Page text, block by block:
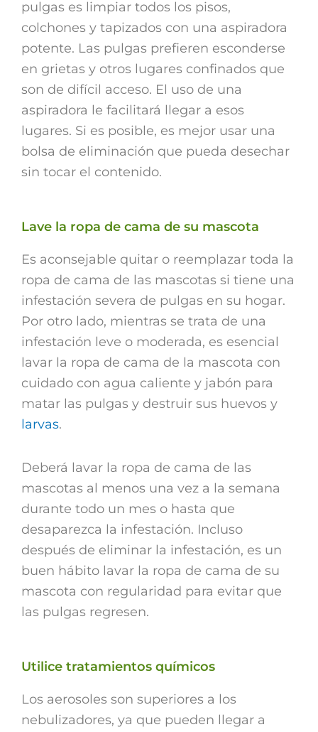
pulgas es limpiar todos los pisos,
colchones y tapizados con una aspiradora
potente. Las pulgas prefieren esconderse
en grietas y otros lugares confinados que
son de difícil acceso. El uso de una
aspiradora le facilitará llegar a esos
lugares. Si es posible, es mejor usar una
bolsa de eliminación que pueda desechar
sin tocar el contenido.
Lave la ropa de cama de su mascota
Es aconsejable quitar o reemplazar toda la
ropa de cama de las mascotas si tiene una
infestación severa de pulgas en su hogar.
Por otro lado, mientras se trata de una
infestación leve o moderada, es esencial
lavar la ropa de cama de la mascota con
cuidado con agua caliente y jabón para
matar las pulgas y destruir sus huevos y
larvas.
Deberá lavar la ropa de cama de las
mascotas al menos una vez a la semana
durante todo un mes o hasta que
desaparezca la infestación. Incluso
después de eliminar la infestación, es un
buen hábito lavar la ropa de cama de su
mascota con regularidad para evitar que
las pulgas regresen.
Utilice tratamientos químicos
Los aerosoles son superiores a los
nebulizadores, ya que pueden llegar a